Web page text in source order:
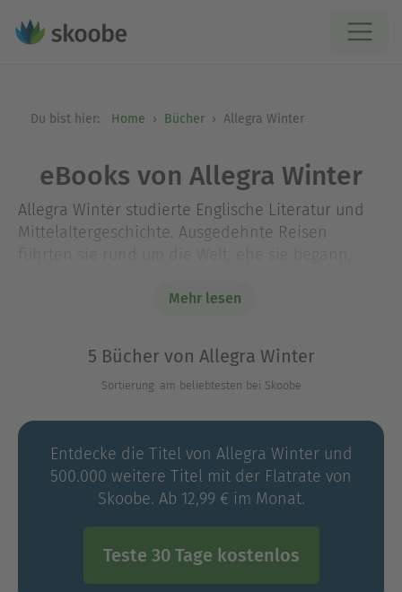
Du bist hier: Home Bücher Allegra Winter
eBooks von Allegra Winter
Allegra Winter studierte Englische Literatur und
Mittelaltergeschichte. Ausgedehnte Reisen
zu widmen. Heute lebt sie mit ihrem Mann an der
Ostseeküste, wo sie es liebt, herrliche Romanzen
zu ersinnen, mit Freunden zu kochen und am
Strand Muscheln zu sammeln.
Von Allegra Winter erscheinen:
»Der Krieger und die Lady«
»Der Schwur des Highlanders«
»Der Highlander und die Rebellin«
Mehr lesen
5 Bücher von Allegra Winter
Sortierung: am beliebtesten bei Skoobe
Entdecke die Titel von Allegra Winter und
500.000 weitere Titel mit der Flatrate von
Skoobe. Ab 12,99 € im Monat.
Teste 30 Tage kostenlos